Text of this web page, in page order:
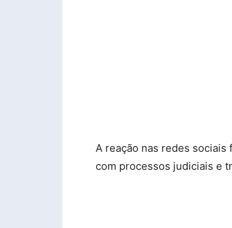
A reação nas redes
com processos judiciais e